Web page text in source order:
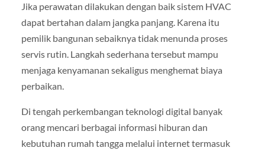
Jika perawatan dilakukan dengan baik sistem HVAC
dapat bertahan dalam jangka panjang. Karena itu
pemilik bangunan sebaiknya tidak menunda proses
servis rutin. Langkah sederhana tersebut mampu
menjaga kenyamanan sekaligus menghemat biaya
perbaikan.
Di tengah perkembangan teknologi digital banyak
orang mencari berbagai informasi hiburan dan
kebutuhan rumah tangga melalui internet termasuk